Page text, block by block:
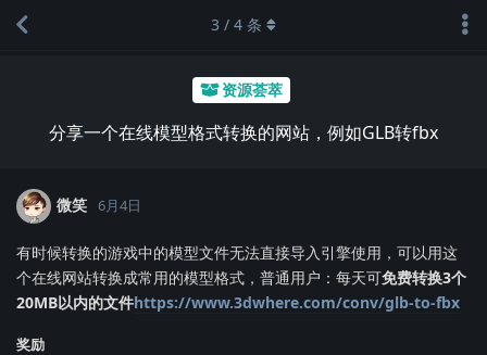
资源荟萃
分享一个在线模型格式转换的网站，例如GLB转fbx
3 / 4 条
微笑 6月4日
有时候转换的游戏中的模型文件无法直接导入引擎使用，可以用这
个在线网站转换成常用的模型格式，普通用户：每天可免费转换3个
20MB以内的文件https://www.3dwhere.com/conv/glb-to-fbx
奖励